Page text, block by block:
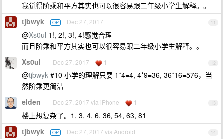
我觉得阶乘和平方其实也可以很容易跟二年级小学生解释。。
11
tjbwyk OP Dec 27, 2017
@Xs0ul 1!, 2!, 3!, 4!感觉合理
而且阶乘和平方其实也可以很容易跟二年级小学生解释。。
12
Xs0ul Dec 27, 2017 1
@tjbwyk #10 小学的理解只要 1*4=4, 4*9=36, 36*16=576，当
然阶乘更简洁
13
elden Dec 27, 2017 via iPhone 1
楼上想复杂了。1, 3, 4, 6, 36, 54, 63, 81
14
tjbwyk OP Dec 27, 2017 via Android